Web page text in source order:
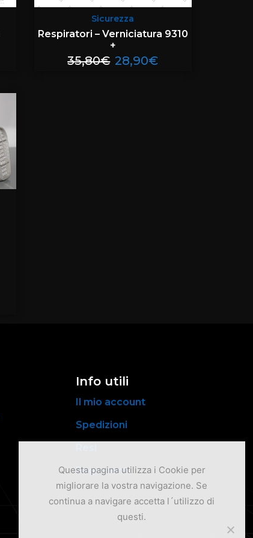
Sicurezza
Respiratori – Verniciatura 9310
+
35,80€ 28,90€
Info utili
Il mio account
Spedizioni
Pagamenti
Questa pagina utilizza i Cookie per
migliorare la vostra navigazione. Se
continua a navigare accetta l´utilizzo di
questi.